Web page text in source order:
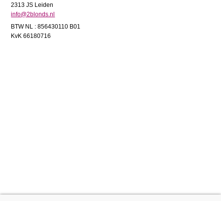
2313 JS Leiden
info@2blonds.nl
BTW NL : 856430110 B01
KvK 66180716